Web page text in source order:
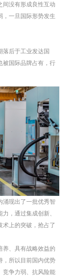
间没有形成良性互动
，一旦国际形势发生
落后于工业发达国
被国际品牌占有，行
涌现出了一批优秀智
，通过集成创新、
术上的突破，抢占了
养、具有战略效益的
，所以目前国内优势
竞争力弱、抗风险能